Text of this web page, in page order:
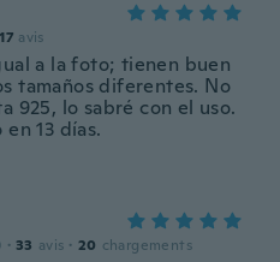
avis
a la foto; tienen buen
tamaños diferentes. No
925, lo sabré con el uso.
13 días.
· 33 avis · 20 chargements